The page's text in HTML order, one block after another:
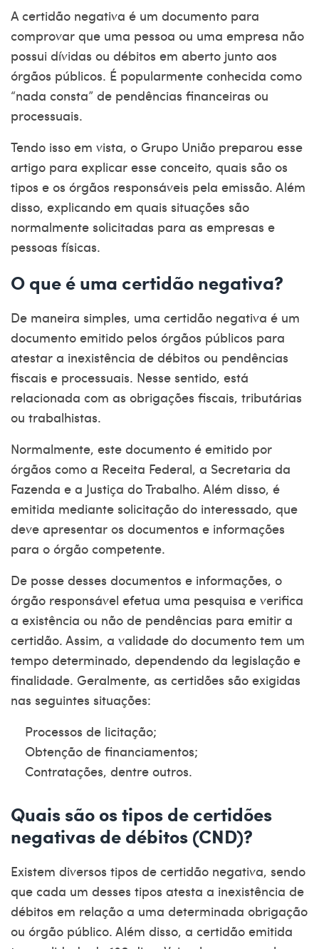
Acertidão negativa é um documento para
comprovar que uma pessoa ou uma empresa não
possui dívidas ou débitos em aberto junto aos
órgãos públicos. É popularmente conhecida como
“nada consta” de pendências financeiras ou
processuais.
Tendo isso em vista, o Grupo União preparou esse
artigo para explicar esse conceito, quais são os
tipos e os órgãos responsáveis pela emissão. Além
disso, explicando em quais situações são
normalmente solicitadas para as empresas e
pessoas físicas.
O que é uma certidão negativa?
De maneira simples, uma certidão negativa é um
documento emitido pelos órgãos públicos para
atestar a inexistência de débitos ou pendências
fiscais e processuais. Nesse sentido, está
relacionada com as obrigações fiscais, tributárias
ou trabalhistas.
Normalmente, este documento é emitido por
órgãos como a Receita Federal, a Secretaria da
Fazenda e a Justiça do Trabalho. Além disso, é
emitida mediante solicitação do interessado, que
deve apresentar os documentos e informações
para o órgão competente.
De posse desses documentos e informações, o
órgão responsável efetua uma pesquisa e verifica
a existência ou não de pendências para emitir a
certidão. Assim, a validade do documento tem um
tempo determinado, dependendo da legislação e
finalidade. Geralmente, as certidões são exigidas
nas seguintes situações:
Processos de licitação;
Obtenção de financiamentos;
Contratações, dentre outros.
Quais são os tipos de certidões
negativas de débitos (CND)?
Existem diversos tipos de certidão negativa, sendo
que cada um desses tipos atesta a inexistência de
débitos em relação a uma determinada obrigação
ou órgão público. Além disso, a certidão emitida